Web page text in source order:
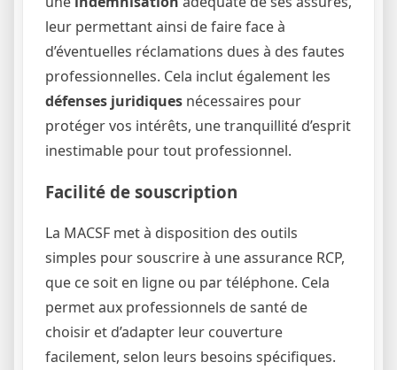
leur permettant ainsi de faire face à
d’éventuelles réclamations dues à des fautes
professionnelles. Cela inclut également les
défenses juridiques nécessaires pour
protéger vos intérêts, une tranquillité d’esprit
inestimable pour tout professionnel.
Facilité de souscription
La MACSF met à disposition des outils
simples pour souscrire à une assurance RCP,
que ce soit en ligne ou par téléphone. Cela
permet aux professionnels de santé de
choisir et d’adapter leur couverture
facilement, selon leurs besoins spécifiques.